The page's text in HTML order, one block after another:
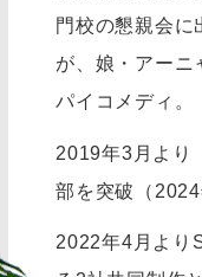
門校の懇親会に
が、娘・アーニ
パイコメディ。
2019年3月より
部を突破（2024
2022年4月より